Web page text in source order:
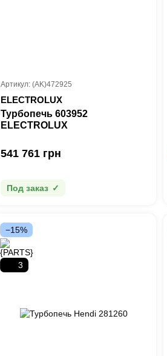
Артикул: (AK)472925
ELECTROLUX
Турбопечь 603952
ELECTROLUX
541 761 грн
Под заказ
−15%
3